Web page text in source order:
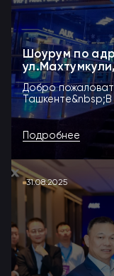
Шоурум по
ул.Махтумкули,
Добро
модельный р...
Подробнее
31.08.2025